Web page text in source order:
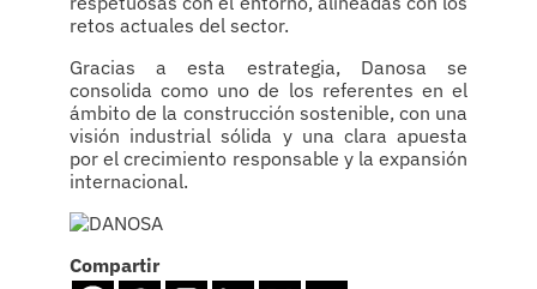
retos actuales del sector.
Gracias a esta estrategia, Danosa se
consolida como uno de los referentes en el
ámbito de la construcción sostenible, con una
visión industrial sólida y una clara apuesta
por el crecimiento responsable y la expansión
internacional.
Compartir